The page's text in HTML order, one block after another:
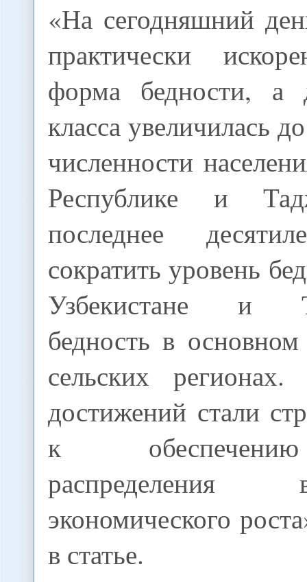
«На сегодняшний
практически
форма бедности, а
класса увеличилась
численности
Республике и
последнее
сократить уровень
Узбекистане и
бедность в
сельских
достижений стали
к
экономического
в статье.